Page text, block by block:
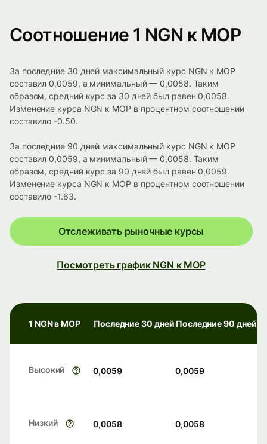
Соотношение 1 NGN к MOP
За последние 30 дней максимальный курс NGN к MOP
составил 0,0059, а минимальный — 0,0058. Таким
образом, средний курс за 30 дней был равен 0,0058.
Изменение курса NGN к MOP в процентном соотношении
составило -0.50.
За последние 90 дней максимальный курс NGN к MOP
составил 0,0059, а минимальный — 0,0058. Таким
образом, средний курс за 90 дней был равен 0,0059.
Изменение курса NGN к MOP в процентном соотношении
составило -1.63.
Отслеживать рыночные курсы
Посмотреть график NGN к MOP
1 NGN в MOP Последние 30 дней Последние 90 дней
Высокий 0,0059 0,0059
Низкий 0,0058 0,0058